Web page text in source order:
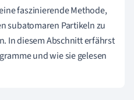
faszinierende Methode,
subatomaren Partikeln zu
In diesem Abschnitt erfährst
und wie sie gelesen